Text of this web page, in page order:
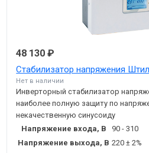
48 130 ₽
Стабилизатор напряжения
Нет в наличии
Инверторный стабилизатор
наиболее полную защиту по
некачественную синусоиду
Напряжение входа, В
90 - 310
Напряжение выхода, В 220 ± 2%